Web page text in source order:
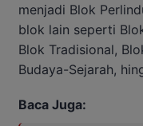
menjadi Blok
blok lain seperti
Blok Tradisional,
Budaya-Sejarah,
Baca Juga: